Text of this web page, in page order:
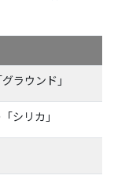
ラウンド」
シリカ」